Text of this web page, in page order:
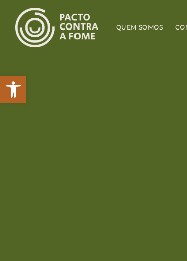
Abrir a barra de
QUEM SOMOS